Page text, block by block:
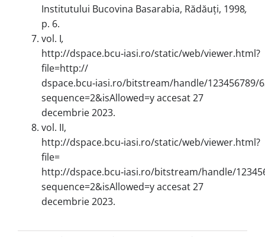
Institutului Bucovina Basarabia, Rădăuți, 1998,
p. 6.
vol. I,
http://dspace.bcu‑iasi.ro/static/web/viewer.html?
file=http://
dspace.bcu‑iasi.ro/bitstream/handle/123456789/
sequence=2&isAllowed=y accesat 27
decembrie 2023.
vol. II,
http://dspace.bcu‑iasi.ro/static/web/viewer.html?
file=
http://dspace.bcu‑iasi.ro/bitstream/handle/
sequence=2&isAllowed=y accesat 27
decembrie 2023.